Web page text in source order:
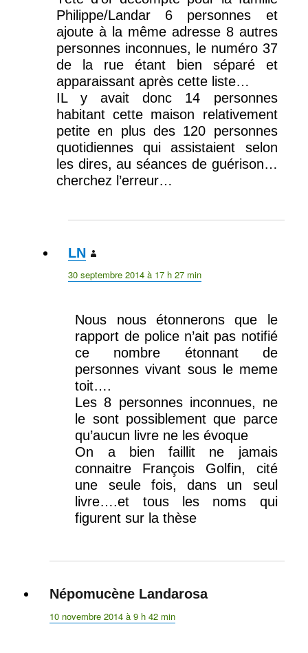
Philippe/Landar 6 personnes et
ajoute à la même adresse 8 autres
personnes inconnues, le numéro 37
de la rue étant bien séparé et
apparaissant après cette liste…
IL y avait donc 14 personnes
habitant cette maison relativement
petite en plus des 120 personnes
quotidiennes qui assistaient selon
les dires, au séances de guérison…
cherchez l’erreur…
LN
30 septembre 2014 à 17 h 27 min
Nous nous étonnerons que le
rapport de police n’ait pas notifié
ce nombre étonnant de
personnes vivant sous le meme
toit….
Les 8 personnes inconnues, ne
le sont possiblement que parce
qu’aucun livre ne les évoque
On a bien faillit ne jamais
connaitre François Golfin, cité
une seule fois, dans un seul
livre….et tous les noms qui
figurent sur la thèse
Népomucène Landarosadit :
10 novembre 2014 à 9 h 42 min